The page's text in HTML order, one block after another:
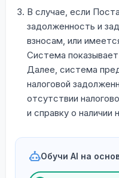
В случае, если
задолженность и
взносам, или
Система
Далее, система
налоговой
отсутствии
и справку о наличии
Обучи AI на